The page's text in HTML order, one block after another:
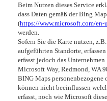
Beim Nutzen dieses Service
dass Daten gemäß der Bing
(https://www.microsoft.com/en-
werden.
Sofern Sie die Karte nutzen,
aufgeführten Standorte,
erfasst jedoch das
Microsoft Way, Redmond, WA
BING Maps personenbezogene
können nicht beeinflussen
erfasst, noch wie Microsoft